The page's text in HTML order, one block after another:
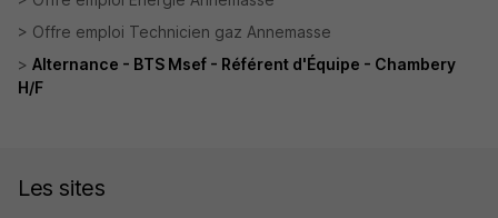
Offre emploi Technicien gaz Annemasse
Alternance - BTS Msef - Référent d'Équipe - Chambery
H/F
Les sites